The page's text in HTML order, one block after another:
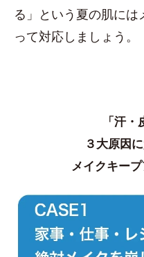
る」という夏の肌に
って対応しましょう。
「汗・
３大原因
メイクキー